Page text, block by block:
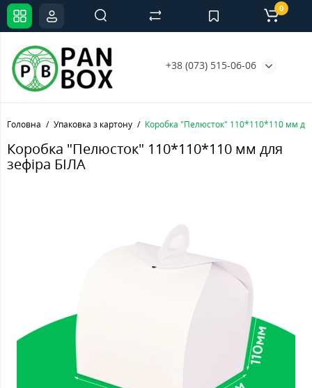
+38 (073) 515-06-06
0
Головна Упаковка з картону Коробка "Пелюсток" 110*110*110 мм
Коробка "Пелюсток" 110*110*110 мм для
зефіра БІЛА